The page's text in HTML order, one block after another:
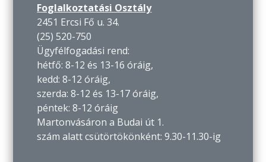
Foglalkoztatási Osztály
2451 Ercsi Fő u. 34.
(25) 520-750
Ügyfélfogadási rend:
hétfő: 8-12 és 13-16 óráig,
kedd: 8-12 óráig,
szerda: 8-12 és 13-17 óráig,
péntek: 8-12 óráig
Martonvásáron a Budai út 1.
szám alatt csütörtökönként: 9.30-11.30-ig